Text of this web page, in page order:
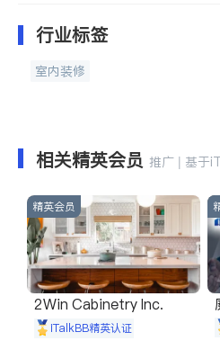
行业标签
室内装修
相关精英会员 推广 | 基于
精英会员
2Win Cabinetry Inc.
iTalkBB精英认证